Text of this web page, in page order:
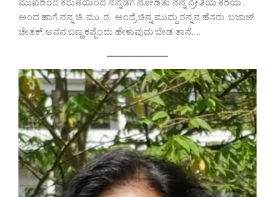
ಮುಖದಿಂದ ಕರುಣೆಯಿಂದ ನನ್ನೆಡೆಗೆ ನೋಡಿತು ನನ್ನ ಪ್ರೀತಿಯ ಕರಿಯ ,
ಅಂದ ಹಾಗೆ ನನ್ನ ಚಿ. ಮು .ರ. ಅಂದ್ರೆ ಚಿನ್ನ ಮುದ್ದು ರನ್ನನ ಹೆಸರು ಬಜಾಜ್
ಚೇತಕ್.ಅವನ ಬಣ್ಣ ಕಪ್ಪೆಂದು ಹೇಳುವುದು ಬೇಡ ತಾನೆ….